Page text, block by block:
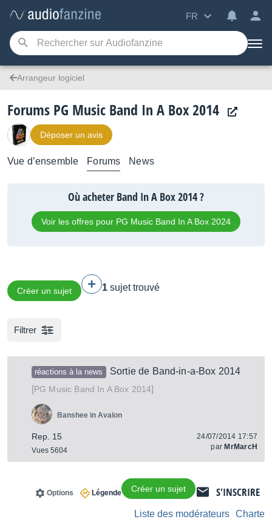
FR
Arrangeur logiciel
Forums PG Music Band In A Box 2014
Déposer un avis
Vue d’ensemble Forums News
Où acheter Band In A Box 2014 ?
Voir les offres pour PG Music Band In A Box 2024
Créer un sujet 1 sujet trouvé
Filtrer
réactions à la news
Sortie de Band-in-a-Box 2014
[PG Music Band In A Box 2014]
Rep. 15
Vues 5604
Banshee in Avalon
24/07/2014 17:57
par MrMarcH
S'INSCRIRE
Créer un sujet
Légende
Options
Charte
Liste des modérateurs